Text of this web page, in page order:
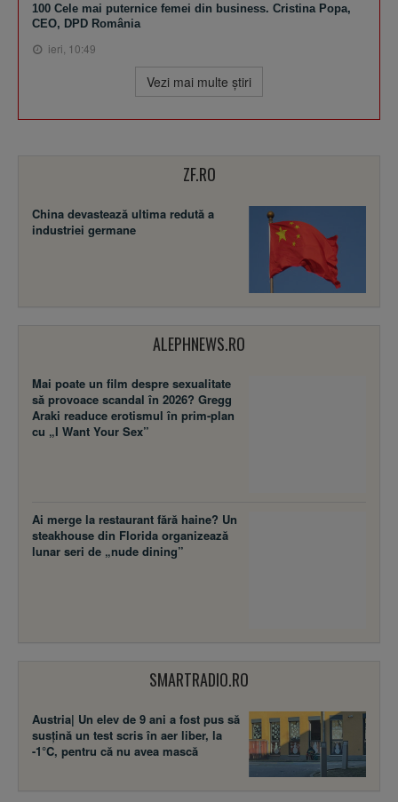
100 Cele mai puternice femei din business. Cristina Popa,
CEO, DPD România
ieri, 10:49
Vezi mai multe ştiri
ZF.RO
China devastează ultima redută a
industriei germane
ALEPHNEWS.RO
Mai poate un film despre sexualitate
să provoace scandal în 2026? Gregg
Araki readuce erotismul în prim-plan
cu „I Want Your Sex”
Ai merge la restaurant fără haine? Un
steakhouse din Florida organizează
lunar seri de „nude dining”
SMARTRADIO.RO
Austria| Un elev de 9 ani a fost pus să
susţină un test scris în aer liber, la
-1°C, pentru că nu avea mască